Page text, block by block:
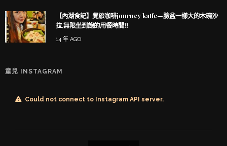
【內湖食記】覺旅咖啡journey kaffe—臉盆一樣大的木碗沙
拉,無限坐到飽的用餐時間!!
14 年 AGO
童兒 INSTAGRAM
Could not connect to Instagram API server.